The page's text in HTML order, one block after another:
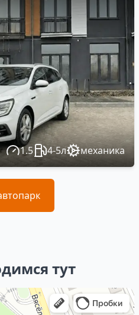
1.5 4-5л механика
тут